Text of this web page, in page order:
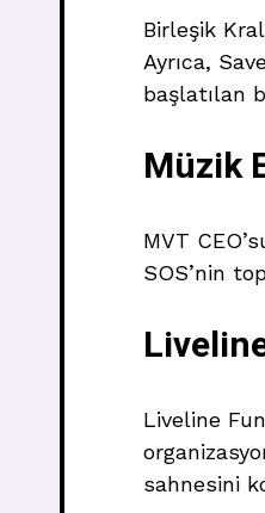
Birleşik
Ayrıca,
başlatılan
Müzik
MVT
SOS’nin
Liveline
sahnesini